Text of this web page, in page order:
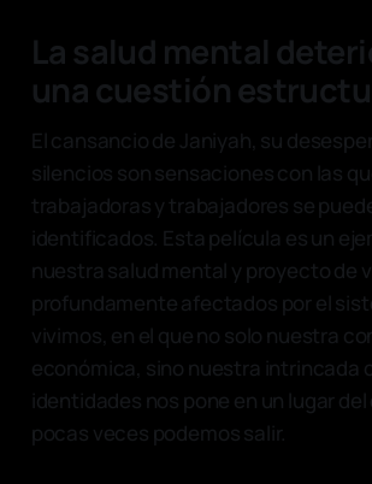
La salud mental
una cuestión
El cansancio de Janiyah, su
silencios son sensaciones con las
trabajadoras y trabajadores se
identificados. Esta película es un
nuestra salud mental y proyecto de
profundamente afectados por el
vivimos, en el que no solo nuestra
económica, sino nuestra intrincada
identidades nos pone en un lugar del
pocas veces podemos salir.